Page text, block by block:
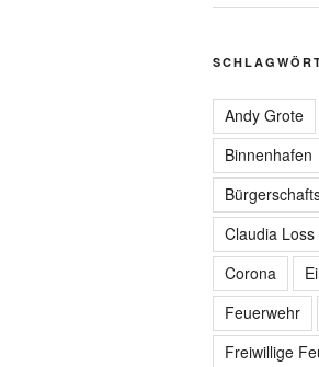
Andy Grote
Binnenhafen
Claudia Loss
Corona
Feuerwehr
Freiwillige